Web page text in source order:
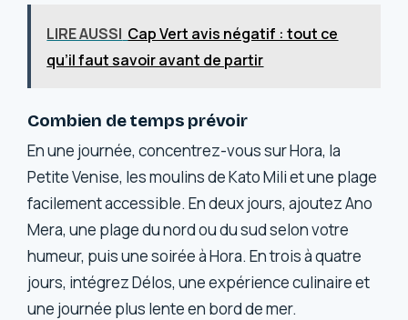
LIRE AUSSI Cap Vert avis négatif : tout ce
qu’il faut savoir avant de partir
Combien de temps prévoir
En une journée, concentrez-vous sur Hora, la
Petite Venise, les moulins de Kato Mili et une plage
facilement accessible. En deux jours, ajoutez Ano
Mera, une plage du nord ou du sud selon votre
humeur, puis une soirée à Hora. En trois à quatre
jours, intégrez Délos, une expérience culinaire et
une journée plus lente en bord de mer.